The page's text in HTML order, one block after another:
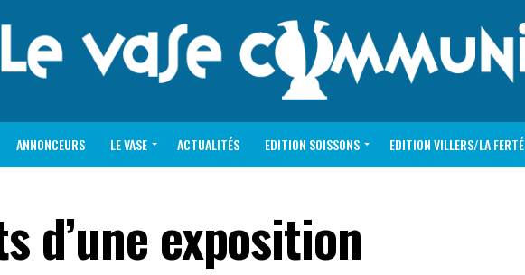
ANNONCEURS LE VASE ACTUALITÉS EDITION SOISSONS EDITION VILLERS/LA FERTÉ
d’une exposition